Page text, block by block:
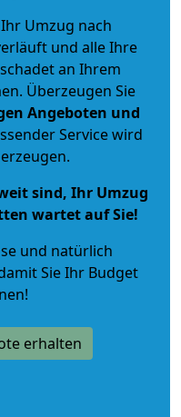
Umzug nach
und alle Ihre
an Ihrem
Überzeugen Sie
Angeboten und
Service wird
sind, Ihr Umzug
wartet auf Sie!
und natürlich
Sie Ihr Budget
erhalten